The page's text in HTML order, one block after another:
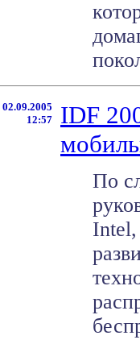
02.09.2005
12:57
IDF
По
Intel,